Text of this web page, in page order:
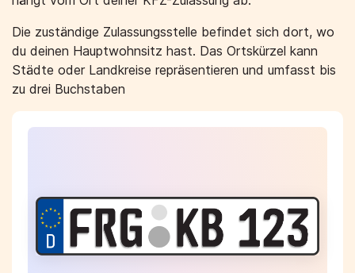
Die zuständige Zulassungsstelle befindet sich dort, wo
du deinen Hauptwohnsitz hast. Das Ortskürzel kann
Städte oder Landkreise repräsentieren und umfasst bis
zu drei Buchstaben